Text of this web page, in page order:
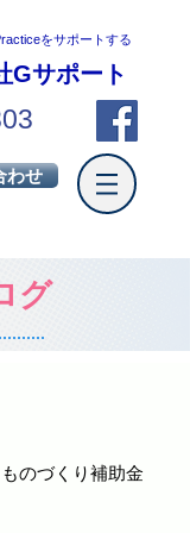
をサポートする
Gサポート
わせ
グ
のづくり補助金